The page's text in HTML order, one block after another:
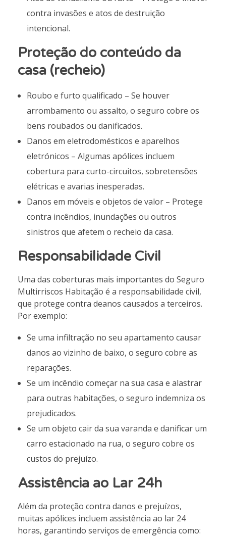
contra invasões e atos de destruição
intencional.
Proteção do conteúdo da
casa (recheio)
Roubo e furto qualificado – Se houver
arrombamento ou assalto, o seguro cobre os
bens roubados ou danificados.
Danos em eletrodomésticos e aparelhos
eletrónicos – Algumas apólices incluem
cobertura para curto-circuitos, sobretensões
elétricas e avarias inesperadas.
Danos em móveis e objetos de valor – Protege
contra incêndios, inundações ou outros
sinistros que afetem o recheio da casa.
Responsabilidade Civil
Uma das coberturas mais importantes do Seguro
Multirriscos Habitação é a responsabilidade civil,
que protege contra deanos causados a terceiros.
Por exemplo:
Se uma infiltração no seu apartamento causar
danos ao vizinho de baixo, o seguro cobre as
reparações.
Se um incêndio começar na sua casa e alastrar
para outras habitações, o seguro indemniza os
prejudicados.
Se um objeto cair da sua varanda e danificar um
carro estacionado na rua, o seguro cobre os
custos do prejuízo.
Assistência ao Lar 24h
Além da proteção contra danos e prejuízos,
muitas apólices incluem assistência ao lar 24
horas, garantindo serviços de emergência como: